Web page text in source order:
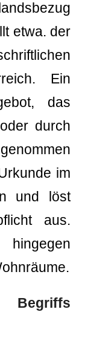
etwa. der
Ein
das
durch
im
und löst
aus.